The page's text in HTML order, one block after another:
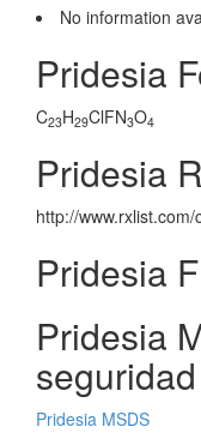
No information
Pridesia
C23H29ClFN3O4
Pridesia
http://
Pridesia
Pridesia
Pridesia MSDS